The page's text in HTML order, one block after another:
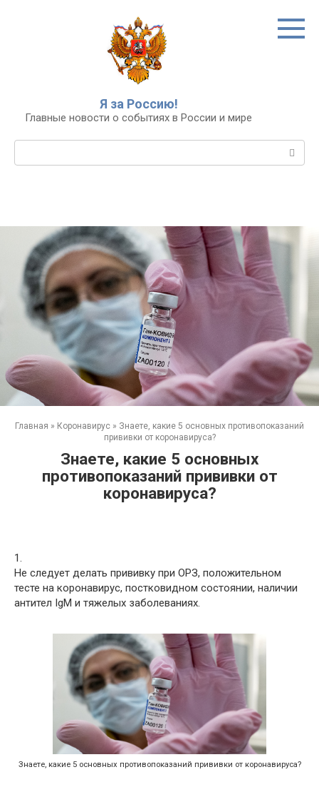
Я за Россию!
Главные новости о событиях в России и мире
Главная » Коронавирус » Знаете, какие 5 основных противопоказаний
прививки от коронавируса?
Знаете, какие 5 основных
противопоказаний прививки от
коронавируса?
1.
Не следует делать прививку при ОРЗ, положительном
тесте на коронавирус, постковидном состоянии, наличии
антител IgM и тяжелых заболеваниях.
Знаете, какие 5 основных противопоказаний прививки от коронавируса?